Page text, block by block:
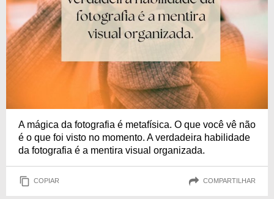
A mágica da fotografia é metafísica. O que você vê não
é o que foi visto no momento. A verdadeira habilidade
da fotografia é a mentira visual organizada.
COPIAR COMPARTILHAR